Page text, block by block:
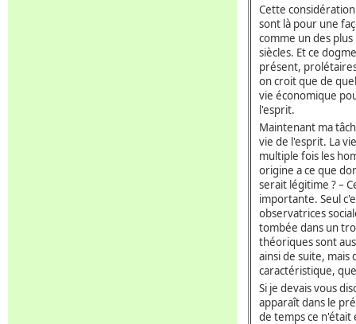
Cette
sont là pour une
comme un des
siècles. Et ce
présent,
on croit que de
vie économique
l'esprit.
Maintenant ma
vie de l'esprit. La
multiple fois les
origine a ce que
serait légitime ? –
importante. Seul
observatrices
tombée dans un
théoriques sont
ainsi de suite, mais
caractéristique,
Si je devais vous
apparaît dans le
de temps ce